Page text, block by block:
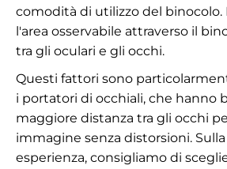
comodità di utilizzo del binocolo.
l'area osservabile attraverso il
tra gli oculari e gli occhi.
Questi fattori sono
i portatori di occhiali, che hanno
maggiore distanza tra gli occhi
immagine senza distorsioni.
esperienza, consigliamo di